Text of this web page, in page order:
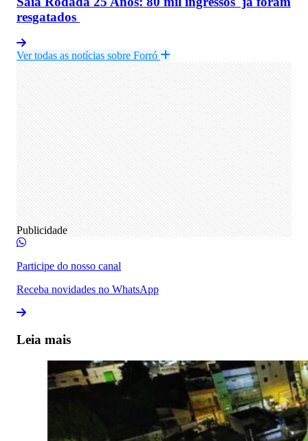
resgatados
Ver todas as notícias sobre Forró
Publicidade
Participe do nosso canal
Receba novidades no WhatsApp
Leia mais